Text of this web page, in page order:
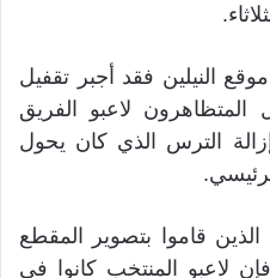
النيلين فقد أجبر تقفيل
لاعبو الفريق
الترس الذي كان يحول
قاموا بتصوير المقطع
لاعبو المنتخب كانوا في